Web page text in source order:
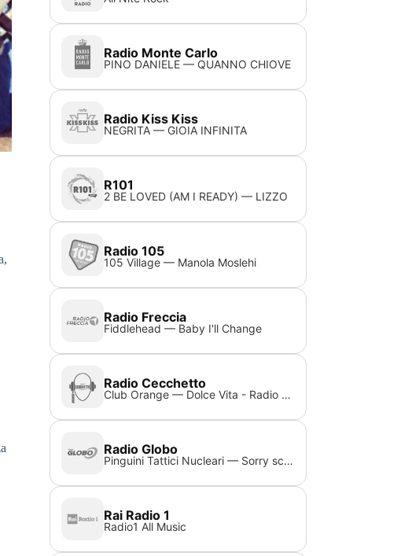
Radio Monte Carlo
PINO DANIELE — QUANNO CHIOVE
Radio Kiss Kiss
NEGRITA — GIOIA INFINITA
R101
2 BE LOVED (AM I READY) — LIZZO
Radio 105
105 Village — Manola Moslehi
Radio Freccia
Fiddlehead — Baby I'll Change
Radio Cecchetto
Club Orange — Dolce Vita - Radio mix
Radio Globo
Pinguini Tattici Nucleari — Sorry scusa lo siento
Rai Radio 1
Radio1 All Music